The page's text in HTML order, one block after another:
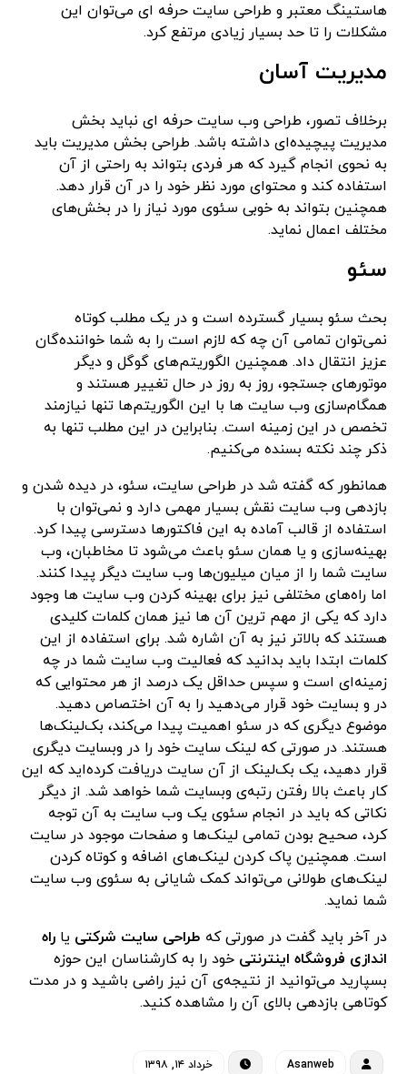
هاستینگ معتبر و طراحی سایت حرفه ای می‌توان این
مشکلات را تا حد بسیار زیادی مرتفع کرد.
مدیریت آسان
برخلاف تصور، طراحی وب سایت حرفه ای نباید بخش
مدیریت پیچیده‌ای داشته باشد. طراحی بخش مدیریت باید
به نحوی انجام گیرد که هر فردی بتواند به راحتی از آن
استفاده کند و محتوای مورد نظر خود را در آن قرار دهد.
همچنین بتواند به خوبی سئوی مورد نیاز را در بخش‌های
مختلف اعمال نماید.
سئو
بحث سئو بسیار گسترده است و در یک مطلب کوتاه
نمی‌توان تمامی آن چه که لازم است را به شما خواننده‌گان
عزیز انتقال داد. همچنین الگوریتم‌های گوگل و دیگر
موتورهای جستجو، روز به روز در حال تغییر هستند و
همگام‌سازی وب سایت ها با این الگوریتم‌ها تنها نیازمند
تخصص در این زمینه است. بنابراین در این مطلب تنها به
ذکر چند نکته بسنده می‌کنیم.
همانطور که گفته شد در طراحی سایت، سئو، در دیده شدن و
بازدهی وب سایت نقش بسیار مهمی دارد و نمی‌توان با
استفاده از قالب آماده به این فاکتورها دسترسی پیدا کرد.
بهینه‌سازی و یا همان سئو باعث می‌شود تا مخاطبان، وب
سایت شما را از میان میلیون‌ها وب سایت دیگر پیدا کنند.
اما راه‌های مختلفی نیز برای بهینه کردن وب سایت ها وجود
دارد که یکی از مهم ترین آن ها نیز همان کلمات کلیدی
هستند که بالاتر نیز به آن اشاره شد. برای استفاده از این
کلمات ابتدا باید بدانید که فعالیت وب سایت شما در چه
زمینه‌ای است و سپس حداقل یک درصد از هر محتوایی که
در و بسایت خود قرار می‌دهید را به آن اختصاص دهید.
موضوع دیگری که در سئو اهمیت پیدا می‌کند، بک‌لینک‌ها
هستند. در صورتی که لینک سایت خود را در وبسایت دیگری
قرار دهید، یک بک‌لینک از آن سایت دریافت کرده‌اید که این
کار باعث بالا رفتن رتبه‌ی وبسایت شما خواهد شد. از دیگر
نکاتی که باید در انجام سئوی یک وب سایت به آن توجه
کرد، صحیح بودن تمامی لینک‌ها و صفحات موجود در سایت
است. همچنین پاک کردن لینک‌های اضافه و کوتاه کردن
لینک‌های طولانی می‌تواند کمک شایانی به سئوی وب سایت
شما نماید.
در آخر باید گفت در صورتی که طراحی سایت شرکتی یاراه
اندازی فروشگاه اینترنتی خود را به کارشناسان این حوزه
بسپارید می‌توانید از نتیجه‌ی آن نیز راضی باشید و در مدت
کوتاهی بازدهی بالای آن را مشاهده کنید.
Asanweb خرداد ۱۴, ۱۳۹۸